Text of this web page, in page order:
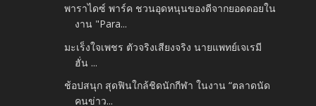
พาราไดซ์ พาร์ค ชวนอุดหนุนของดีจากยอดดอยใน
งาน "Para...
มะเร็งใจเพชร ตัวจริงเสียงจริง นายแพทย์เจเรมี
ฮั่น ...
ช้อปสนุก สุดฟินใกล้ชิดนักกีฬา ในงาน “ตลาดนัด
คนข่าว...